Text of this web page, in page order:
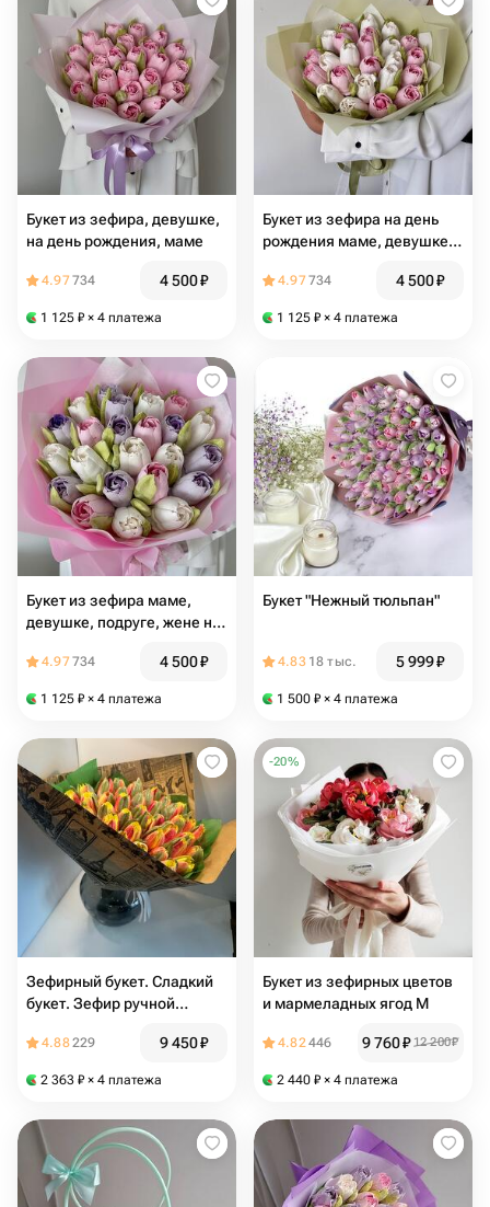
Букет из зефира, девушке,
на день рождения, маме
4.97734 4 500₽
1 125 ₽ × 4 платежа
Букет из зефира на день
рождения маме, девушке,
4.97734 4 500₽
1 125 ₽ × 4 платежа
Букет из зефира маме,
девушке, подруге, жене на
4.97734 4 500₽
1 125 ₽ × 4 платежа
Букет "Нежный тюльпан"
4.83 18 тыс. 5 999₽
1 500 ₽ × 4 платежа
Зефирный букет. Сладкий
букет. Зефир ручной
4.88229 9 450₽
2 363 ₽ × 4 платежа
-20%
Букет из зефирных цветов
и мармеладных ягод М
4.82446 9 760₽ 12 200₽
2 440 ₽ × 4 платежа